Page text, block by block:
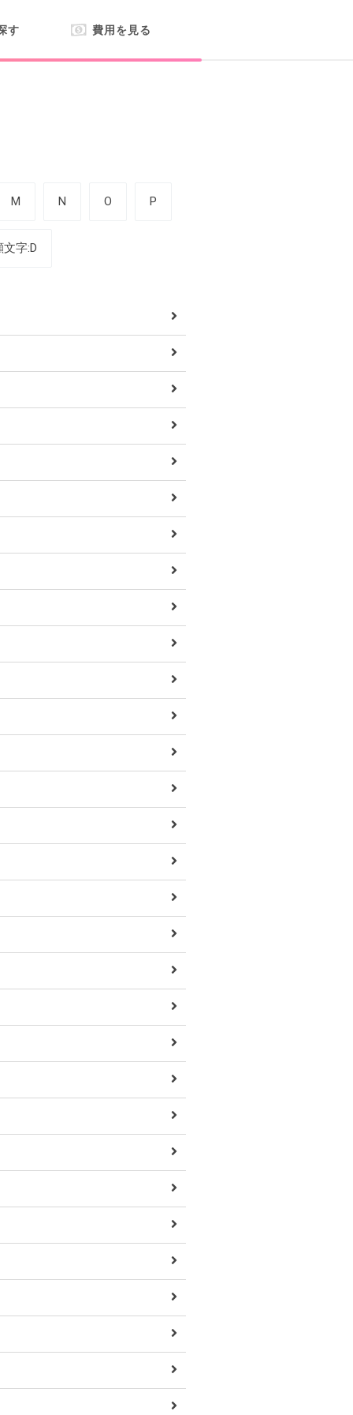
す 費用を見る
M N O P
文字:D